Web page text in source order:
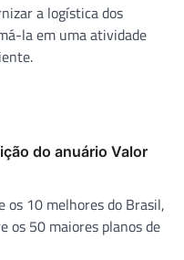
a logística dos
la em uma atividade
do anuário Valor
os 10 melhores do Brasil,
os 50 maiores planos de